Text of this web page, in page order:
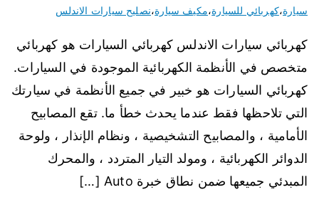
سيارة،كهربائي للسيارة،مكيف سيارة،نصليح سيارات الاندلس
كهربائي سيارات الاندلس كهربائي السيارات هو كهربائي
متخصص في الأنظمة الكهربائية الموجودة في السيارات.
كهربائي السيارات هو خبير في جميع الأنظمة في سيارتك
التي تلاحظها فقط عندما يحدث خطأ ما. تقع المصابيح
الأمامية ، والمصابيح التشخيصية ، ونظام الإنذار ، ولوحة
الدوائر الكهربائية ، ومولد التيار المتردد ، والمحرك
المبدئي جميعها ضمن نطاق خبرة Auto […]